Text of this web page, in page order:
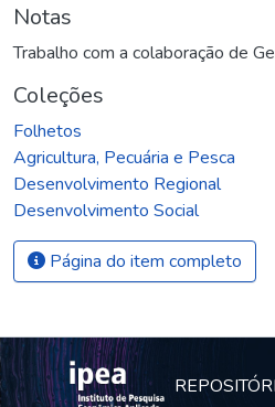
Notas
Trabalho com a colaboração de
Coleções
Folhetos
Agricultura, Pecuária e Pesca
Desenvolvimento Regional
Desenvolvimento Social
Página do item completo